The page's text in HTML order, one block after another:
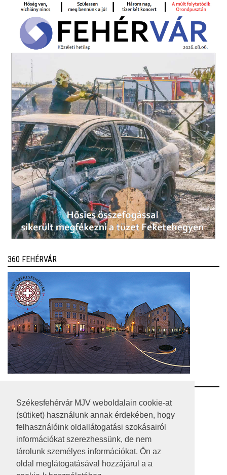
Székesfehérvár MJV weboldalain cookie-at
(sütiket) használunk annak érdekében, hogy
felhasználóink oldallátogatási szokásairól
információkat szerezhessünk, de nem
tárolunk személyes információkat. Ön az
oldal meglátogatásával hozzájárul a a
360 FEHÉRVÁR
RSS
A HONLAP 2017.03.31-I ÁLLAPOTA
JOGI NYILATKOZAT
IMPRESSZUM